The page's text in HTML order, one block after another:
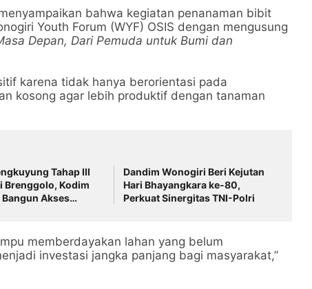
bahwa kegiatan penanaman bibit
Youth Forum (WYF) OSIS dengan mengusung
Depan, Dari Pemuda untuk Bumi dan
karena tidak hanya berorientasi pada
kosong agar lebih produktif dengan tanaman
Tahap III
Brenggolo, Kodim
Akses
Dandim Wonogiri Beri Kejutan
Hari Bhayangkara ke-80,
Perkuat Sinergitas TNI-Polri
memberdayakan lahan yang belum
investasi jangka panjang bagi masyarakat,”